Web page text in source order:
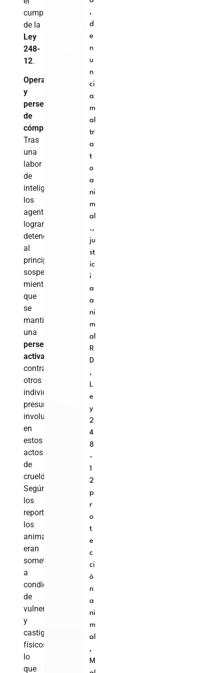
cumplimiento
de la
Ley
248-
12.
Operativo
y
persecución
de
cómplices
Tras
una
labor
de
inteligencia,
los
agentes
lograron
detener
al
principal
sospechoso,
mientras
que
se
mantiene
una
persecución
activa
contra
otros
individuos
presuntamente
involucrados
en
estos
actos
de
crueldad.
Según
los
reportes,
los
animales
eran
sometidos
a
condiciones
de
vulnerabilidad
y
castigos
físicos,
lo
que
,
d
e
n
u
n
ci
a
m
al
tr
a
t
o
a
ni
m
al
.,
ju
st
ic
i
a
a
ni
m
al
R
D
,
L
e
y
2
4
8
-
1
2
p
r
o
t
e
c
ci
ó
n
a
ni
m
al
,
M